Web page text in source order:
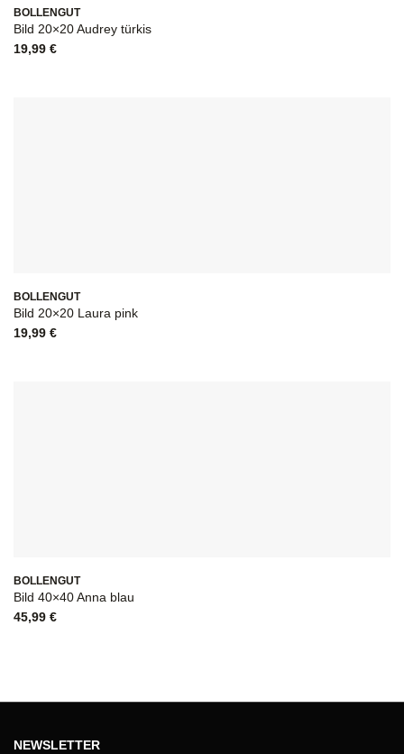
BOLLENGUT
Bild 20×20 Audrey türkis
19,99 €
BOLLENGUT
Bild 20×20 Laura pink
19,99 €
BOLLENGUT
Bild 40×40 Anna blau
45,99 €
NEWSLETTER